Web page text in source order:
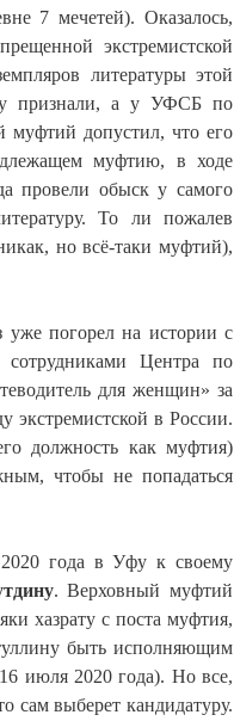
7 мечетей). Оказалось,
экстремистской
литературы этой
признали, а у УФСБ по
муфтий допустил, что его
муфтию, в ходе
провели обыск у самого
То ли пожалев
но всё-таки муфтий),
уже погорел на истории с
Центра по
для женщин» за
экстремистской в России.
должность как муфтия)
чтобы не попадаться
2020 года в Уфу к своему
. Верховный муфтий
хазрату с поста муфтия,
быть исполняющим
июля 2020 года). Но все,
сам выберет кандидатуру.